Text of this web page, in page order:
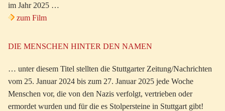
im Jahr 2025 …
zum Film
DIE MENSCHEN HINTER DEN NAMEN
… unter diesem Titel stellten die Stuttgarter Zeitung/Nachrichten
vom 25. Januar 2024 bis zum 27. Januar 2025 jede Woche
Menschen vor, die von den Nazis verfolgt, vertrieben oder
ermordet wurden und für die es Stolpersteine in Stuttgart gibt!